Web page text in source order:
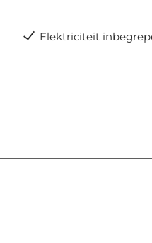
Elektriciteit